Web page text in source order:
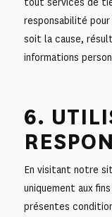
responsabilité
soit la cause,
informations
6.
En visitant notre
uniquement aux
présentes